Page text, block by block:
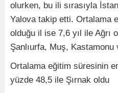
olurken, bu ili sırasıyla
Yalova takip etti. Ortalama
olduğu il ise 7,6 yıl ile Ağrı
Şanlıurfa, Muş, Kastamonu
Ortalama eğitim süresinin
yüzde 48,5 ile Şırnak oldu